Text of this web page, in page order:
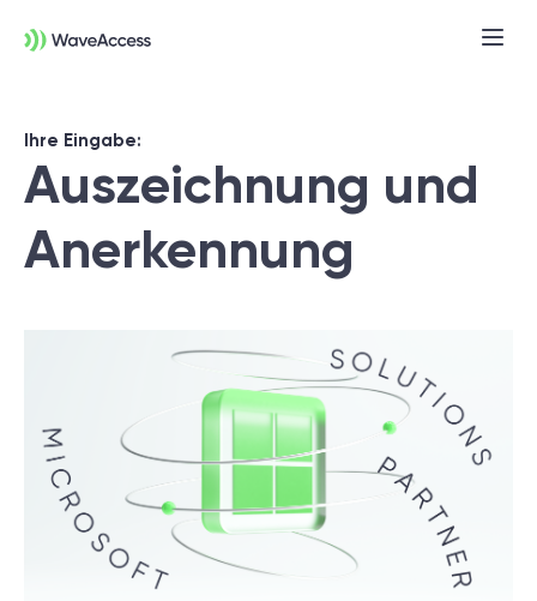
Ihre Eingabe:
Auszeichnung und
Anerkennung
Noch nicht sicher, was Sie
brauchen?
In einer Discovery-Session klären wir Ihre
Anforderungen, definieren Ziele und legen
das Fundament für ein erfolgreiches
Projektsetup.